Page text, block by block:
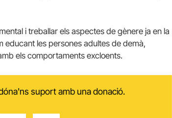
i treballar els aspectes de gènere ja en la
educant les persones adultes de demà,
els comportaments excloents.
suport amb una donació.